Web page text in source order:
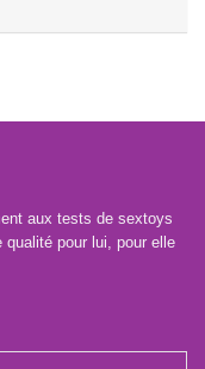
aux tests de sextoys
qualité pour lui, pour elle